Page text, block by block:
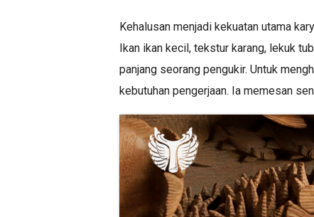
Kehalusan menjadi kekuatan utama
Ikan ikan kecil, tekstur karang, lekuk
panjang seorang pengukir. Untuk
kebutuhan pengerjaan. Ia memesan